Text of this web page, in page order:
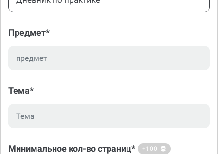
Предмет*
Тема*
Минимальное кол-во страниц* +100